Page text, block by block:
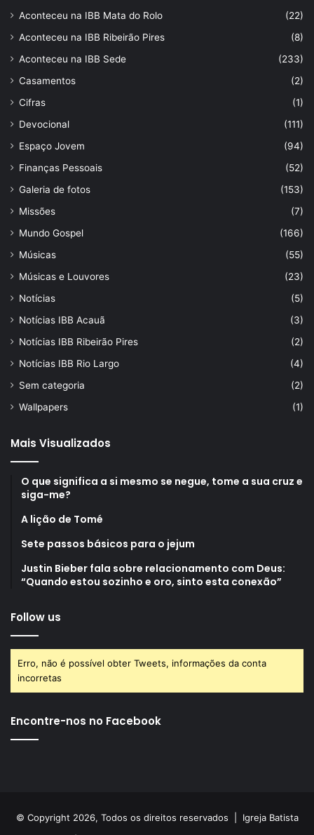
Aconteceu na IBB Mata do Rolo
(22)
Aconteceu na IBB Ribeirão Pires
(8)
Aconteceu na IBB Sede
(233)
Casamentos
(2)
Cifras
(1)
Devocional
(111)
Espaço Jovem
(94)
Finanças Pessoais
(52)
Galeria de fotos
(153)
Missões
(7)
Mundo Gospel
(166)
Músicas
(55)
Músicas e Louvores
(23)
Notícias
(5)
Notícias IBB Acauã
(3)
Notícias IBB Ribeirão Pires
(2)
Notícias IBB Rio Largo
(4)
Sem categoria
(2)
Wallpapers
(1)
Mais Visualizados
O que significa a si mesmo se negue, tome a sua cruz e
siga-me?
A lição de Tomé
Sete passos básicos para o jejum
Justin Bieber fala sobre relacionamento com Deus:
“Quando estou sozinho e oro, sinto esta conexão”
Follow us
Erro, não é possível obter Tweets, informações da conta
incorretas
Encontre-nos no Facebook
© Copyright 2026, Todos os direitos reservados | Igreja Batista